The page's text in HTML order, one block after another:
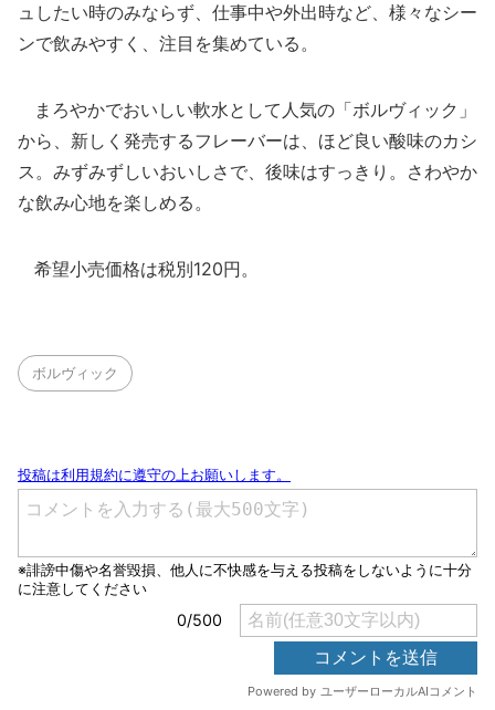
ュしたい時のみならず、仕事中や外出時など、様々なシー
ンで飲みやすく、注目を集めている。
まろやかでおいしい軟水として人気の「ボルヴィック」
から、新しく発売するフレーバーは、ほど良い酸味のカシ
ス。みずみずしいおいしさで、後味はすっきり。さわやか
な飲み心地を楽しめる。
希望小売価格は税別120円。
ボルヴィック